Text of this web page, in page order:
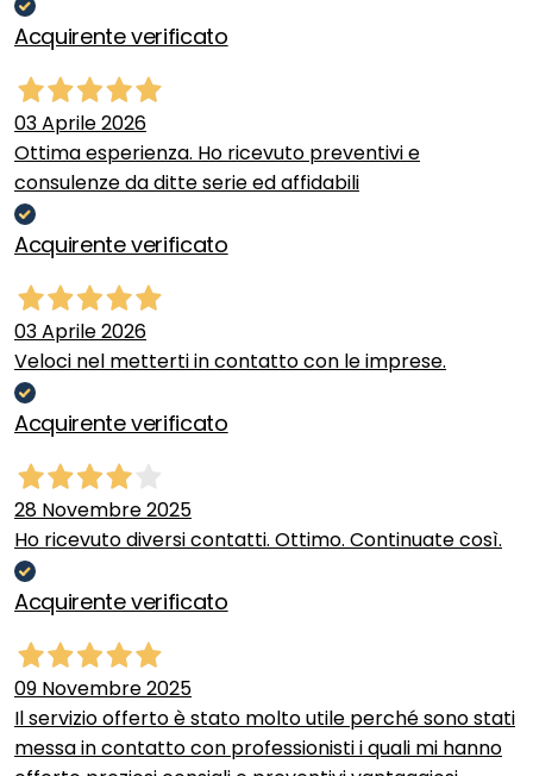
Acquirente verificato
03 Aprile 2026
Ottima esperienza. Ho ricevuto preventivi e
consulenze da ditte serie ed affidabili
Acquirente verificato
03 Aprile 2026
Veloci nel metterti in contatto con le imprese.
Acquirente verificato
28 Novembre 2025
Ho ricevuto diversi contatti. Ottimo. Continuate così.
Acquirente verificato
09 Novembre 2025
Il servizio offerto è stato molto utile perché sono stati
messa in contatto con professionisti i quali mi hanno